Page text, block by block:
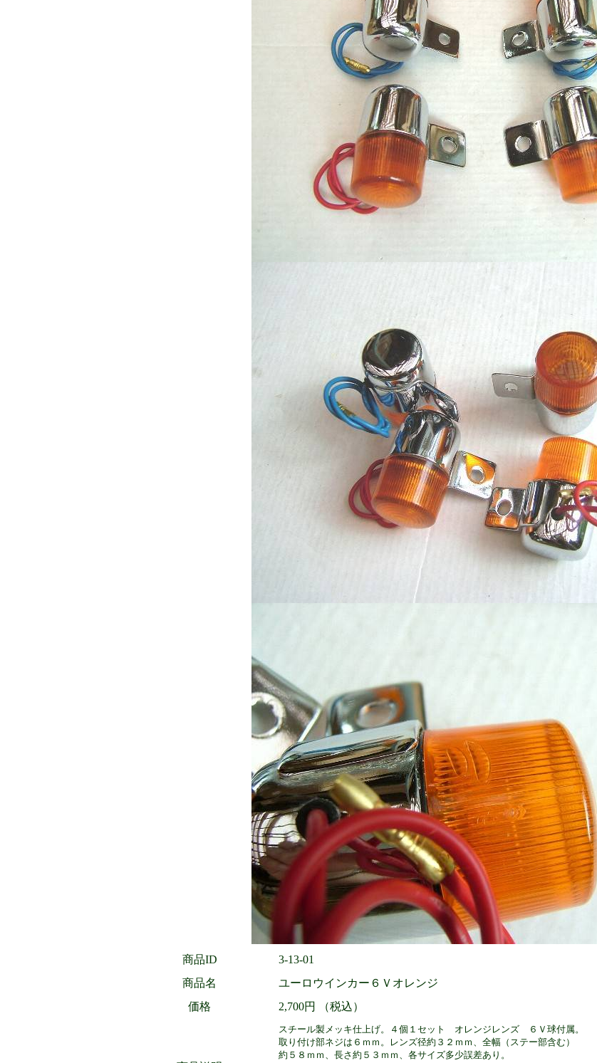
商品ID
3-13-01
商品名
ユーロウインカー６Ｖオレンジ
価格
2,700円 （税込）
スチール製メッキ仕上げ。４個１セット オレンジレンズ ６Ｖ球付属。
取り付け部ネジは６ｍｍ。レンズ径約３２ｍｍ、全幅（ステー部含む）
約５８ｍｍ、長さ約５３ｍｍ、各サイズ多少誤差あり。